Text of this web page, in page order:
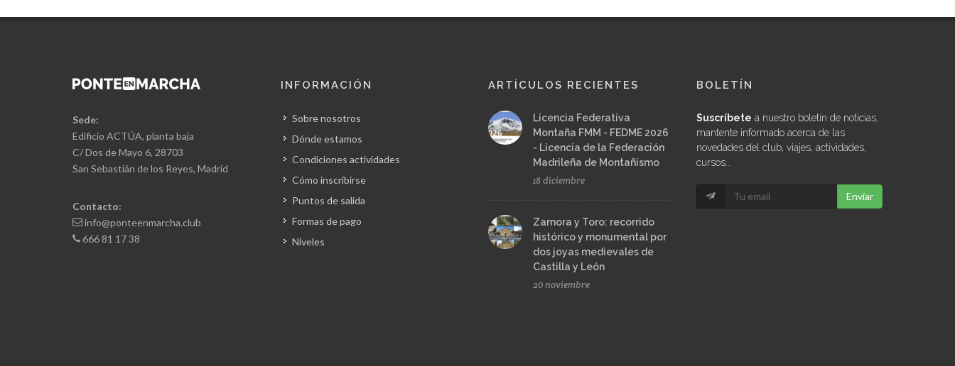
Sede:
Edificio ACTÚA, planta baja
C/ Dos de Mayo 6, 28703
San Sebastián de los Reyes, Madrid
Contacto:
info@ponteenmarcha.club
666 81 17 38
INFORMACIÓN
Sobre nosotros
Dónde estamos
Condiciones actividades
Cómo inscribirse
Puntos de salida
Formas de pago
Niveles
ARTÍCULOS RECIENTES
Licencia Federativa
Montaña FMM - FEDME 2026
- Licencia de la Federación
Madrileña de Montañismo
18 diciembre
Zamora y Toro: recorrido
histórico y monumental por
dos joyas medievales de
Castilla y León
20 noviembre
BOLETÍN
Suscríbete a nuestro boletín de noticias,
mantente informado acerca de las
novedades del club, viajes, actividades,
cursos...
Enviar